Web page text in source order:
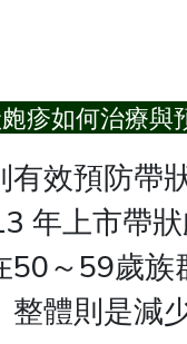
疹如何治療與
有效預防帶
年上市帶
50～59歲族
整體則是減